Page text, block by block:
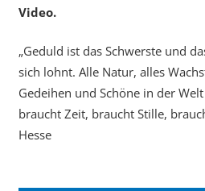
Video.
„Geduld ist das Schwerste und
sich lohnt. Alle Natur, alles
Gedeihen und Schöne in der
braucht Zeit, braucht Stille,
Hesse